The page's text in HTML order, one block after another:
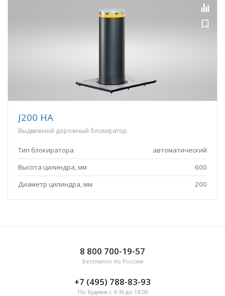
J200 HA
Выдвижной дорожный блокиратор
Тип блокиратора
автоматический
Высота цилиндра, мм
600
Диаметр цилиндра, мм
200
8 800 700-19-57
Бесплатно по России
+7 (495) 788-83-93
По будням с 9:30 до 18:00